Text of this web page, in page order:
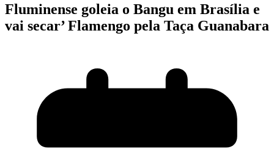
Fluminense goleia o Bangu em Brasília e
vai secar’ Flamengo pela Taça Guanabara